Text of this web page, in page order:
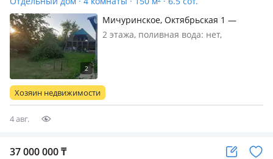
Мичуринское, Октябрьская 1 —
Казахстанская,октябрьская
2 этажа, поливная вода: нет,
Хозяин недвижимости
4 авг.
37 000 000₸